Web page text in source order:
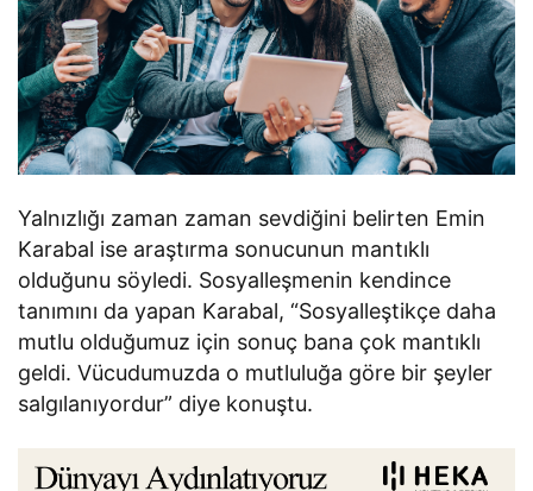
Yalnızlığı zaman zaman sevdiğini belirten Emin
Karabal ise araştırma sonucunun mantıklı
olduğunu söyledi. Sosyalleşmenin kendince
tanımını da yapan Karabal, “Sosyalleştikçe daha
mutlu olduğumuz için sonuç bana çok mantıklı
geldi. Vücudumuzda o mutluluğa göre bir şeyler
salgılanıyordur” diye konuştu.